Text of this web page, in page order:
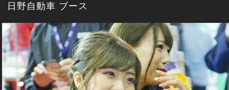
日野自動車 ブース